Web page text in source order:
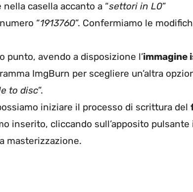
nella casella accanto a “settori in L0”
“1913760”. Confermiamo le
punto, avendo a disposizione l’immagine
ImgBurn per scegliere un’altra
to disc”.
iniziare il processo di scrittura del
inserito, cliccando sull’apposito pulsante
masterizzazione.